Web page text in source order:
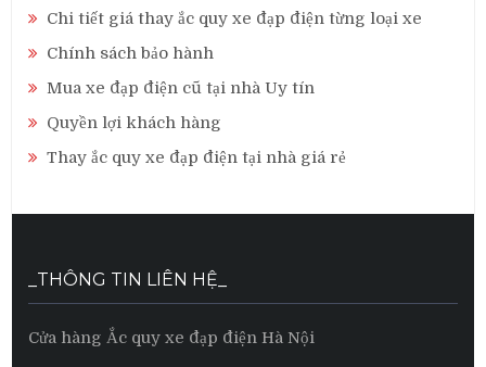
Chi tiết giá thay ắc quy xe đạp điện từng loại xe
Chính sách bảo hành
Mua xe đạp điện cũ tại nhà Uy tín
Quyền lợi khách hàng
Thay ắc quy xe đạp điện tại nhà giá rẻ
_THÔNG TIN LIÊN HỆ_
Cửa hàng Ắc quy xe đạp điện Hà Nội